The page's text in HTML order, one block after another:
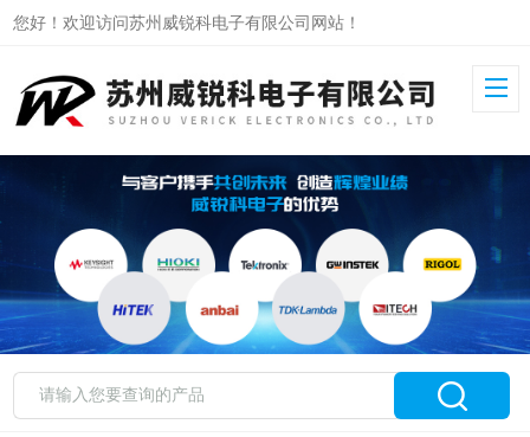
您好！欢迎访问苏州威锐科电子有限公司网站！